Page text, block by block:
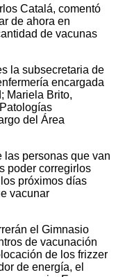
Catalá, comentó
de ahora en
de vacunas
la subsecretaria de
encargada
Mariela Brito,
del Área
las personas que van
poder corregirlos
próximos días
vacunar
el Gimnasio
de vacunación
de los frizzer
de energía, el